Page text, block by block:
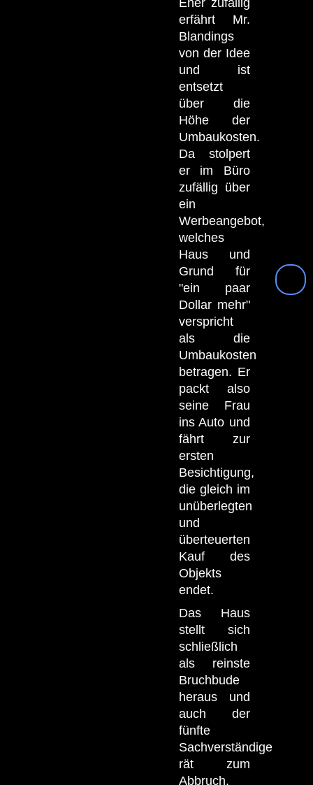
Eher zufällig
erfährt Mr.
Blandings
von der Idee
und ist
entsetzt
über die
Höhe der
Umbaukosten.
Da stolpert
er im Büro
zufällig über
ein
Werbeangebot,
welches
Haus und
Grund für
"ein paar
Dollar mehr"
verspricht
als die
Umbaukosten
betragen. Er
packt also
seine Frau
ins Auto und
fährt zur
ersten
Besichtigung,
die gleich im
unüberlegten
und
überteuerten
Kauf des
Objekts
endet.
Das Haus
stellt sich
schließlich
als reinste
Bruchbude
heraus und
auch der
fünfte
Sachverständige
rät zum
Abbruch,